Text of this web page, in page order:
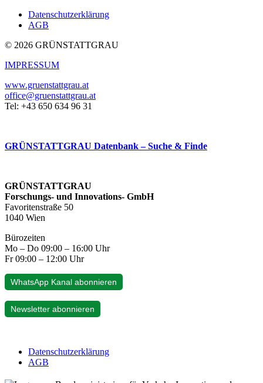
Datenschutzerklärung
AGB
© 2026 GRÜNSTATTGRAU
IMPRESSUM
www.gruenstattgrau.at
office@gruenstattgrau.at
Tel: +43 650 634 96 31
GRÜNSTATTGRAU Datenbank – Suche & Finde
GRÜNSTATTGRAU
Forschungs- und Innovations- GmbH
Favoritenstraße 50
1040 Wien
Bürozeiten
Mo – Do 09:00 – 16:00 Uhr
Fr 09:00 – 12:00 Uhr
WhatsApp Kanal abonnieren
Newsletter abonnieren
Datenschutzerklärung
AGB